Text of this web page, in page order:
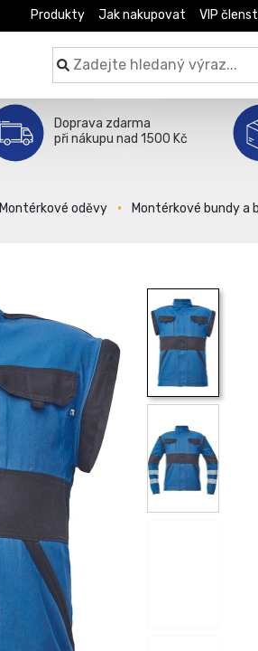
Produkty Jak nakupovat VIP
Doprava zdarma
při nákupu nad 1500 Kč
Montérkové oděvy Montérkové bundy a